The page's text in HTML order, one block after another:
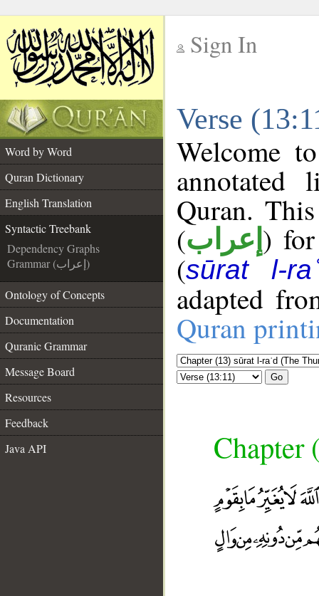
Sign In
Verse
Word by Word
Quran Dictionary
English Translation
Syntactic Treebank
Dependency Graphs
Grammar (إعراب)
Ontology of Concepts
Documentation
Quranic Grammar
Message Board
Resources
Feedback
Java API
Welcome
annotated
Quran.
(إعراب )
(sūrat l-
adapted
Quran
Go
Chapter